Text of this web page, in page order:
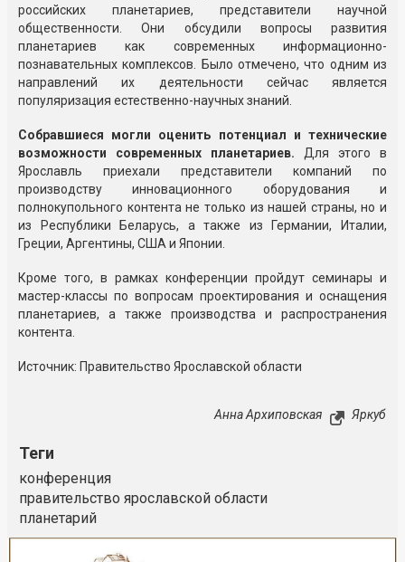
российских планетариев, представители научной
общественности. Они обсудили вопросы развития
планетариев как современных информационно-
познавательных комплексов. Было отмечено, что одним из
направлений их деятельности сейчас является
популяризация естественно-научных знаний.
Собравшиеся могли оценить потенциал и технические
возможности современных планетариев. Для этого в
Ярославль приехали представители компаний по
производству инновационного оборудования и
полнокупольного контента не только из нашей страны, но и
из Республики Беларусь, а также из Германии, Италии,
Греции, Аргентины, США и Японии.
Кроме того, в рамках конференции пройдут семинары и
мастер-классы по вопросам проектирования и оснащения
планетариев, а также производства и распространения
контента.
Источник: Правительство Ярославской области
Анна Архиповская Яркуб
Теги
конференция
правительство ярославской области
планетарий